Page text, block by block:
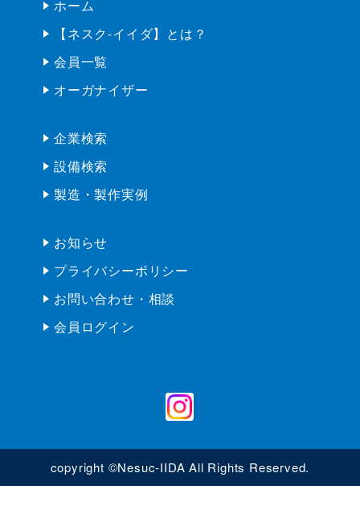
ホーム
【ネスク-イイダ】とは？
会員一覧
オーガナイザー
企業検索
設備検索
製造・製作実例
お知らせ
プライバシーポリシー
お問い合わせ・相談
会員ログイン
copyright ©Nesuc-IIDA All Rights Reserved.